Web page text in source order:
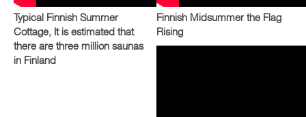
Typical Finnish Summer
Cottage, It is estimated that
there are three million saunas
in Finland
Finnish Midsummer the Flag
Rising